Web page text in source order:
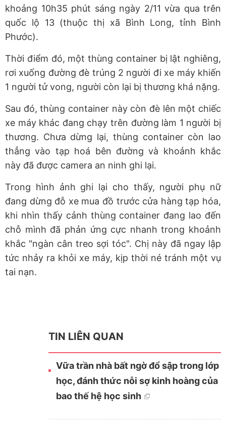
khoảng 10h35 phút sáng ngày 2/11 vừa qua trên
quốc lộ 13 (thuộc thị xã Bình Long, tỉnh Bình
Phước).
Thời điểm đó, một thùng container bị lật nghiêng,
rơi xuống đường đè trúng 2 người đi xe máy khiến
1 người tử vong, người còn lại bị thương khá nặng.
Sau đó, thùng container này còn đè lên một chiếc
xe máy khác đang chạy trên đường làm 1 người bị
thương. Chưa dừng lại, thùng container còn lao
thẳng vào tạp hoá bên đường và khoảnh khắc
này đã được camera an ninh ghi lại.
Trong hình ảnh ghi lại cho thấy, người phụ nữ
đang dừng đỗ xe mua đồ trước cửa hàng tạp hóa,
khi nhìn thấy cảnh thùng container đang lao đến
chỗ mình đã phản ứng cực nhanh trong khoảnh
khắc "ngàn cân treo sợi tóc". Chị này đã ngay lập
tức nhảy ra khỏi xe máy, kịp thời né tránh một vụ
tai nạn.
TIN LIÊN QUAN
Vữa trần nhà bất ngờ đổ sập trong lớp
học, đánh thức nỗi sợ kinh hoàng của
bao thế hệ học sinh